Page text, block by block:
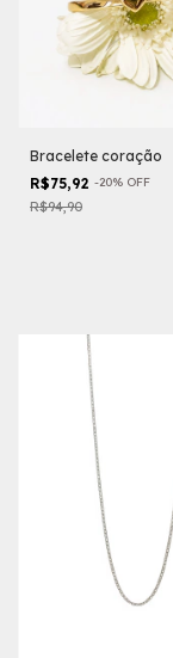
Bracelete coração
R$75,92 -20% OFF
R$94,90